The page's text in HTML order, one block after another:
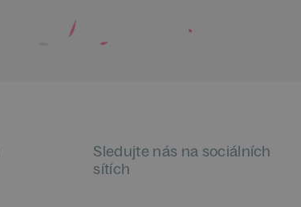
Sledujte nás na sociálních
sítích